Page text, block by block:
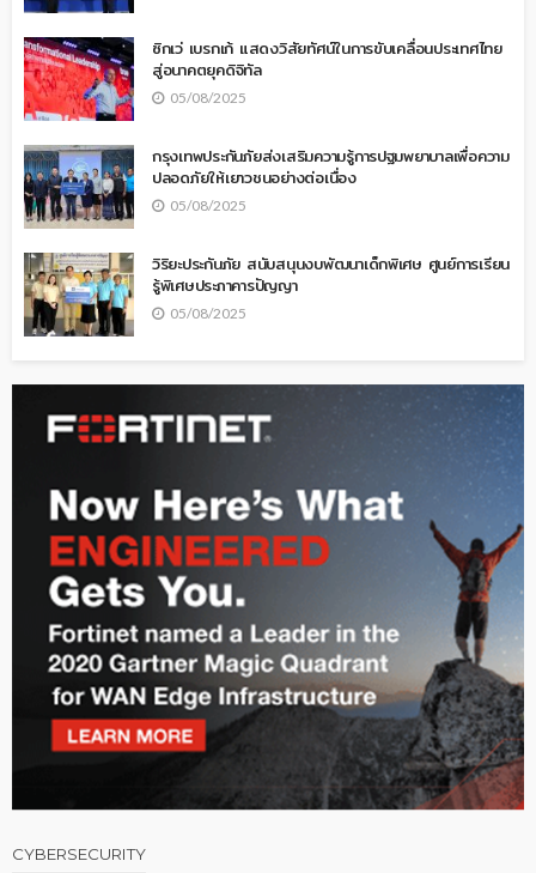
ซิกเว่ เบรกเก้ แสดงวิสัยทัศน์ในการขับเคลื่อนประเทศไทย
สู่อนาคตยุคดิจิทัล
05/08/2025
กรุงเทพประกันภัยส่งเสริมความรู้การปฐมพยาบาลเพื่อความ
ปลอดภัยให้เยาวชนอย่างต่อเนื่อง
05/08/2025
วิริยะประกันภัย สนับสนุนงบพัฒนาเด็กพิเศษ ศูนย์การเรียน
รู้พิเศษประภาคารปัญญา
05/08/2025
CYBERSECURITY